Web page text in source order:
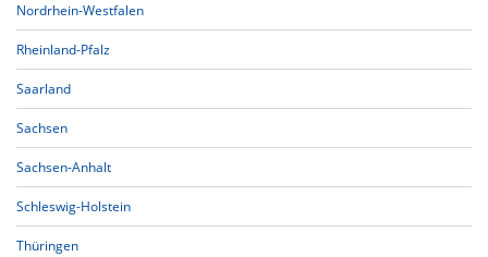
Nordrhein-Westfalen
Rheinland-Pfalz
Saarland
Sachsen
Sachsen-Anhalt
Schleswig-Holstein
Thüringen